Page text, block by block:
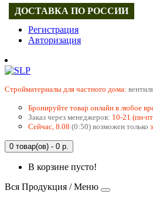
Регистрация
Авторизация
Cтройматериалы для частного дома:
Бронируйте товар онлайн в любое
Заказ через менеджеров: 10-21 (пн-
Сейчас, 8.08 (0:50) возможен только
0 товар(ов) - 0 р.
В корзине пусто!
Вся Продукция / Меню
ДОСТАВКА ПО РОССИИ